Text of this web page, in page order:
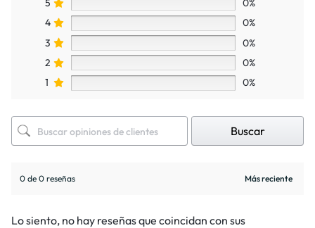
5
0%
4
0%
3
0%
2
0%
1
0%
Buscar
0 de 0 reseñas
Lo siento, no hay reseñas que coincidan con sus